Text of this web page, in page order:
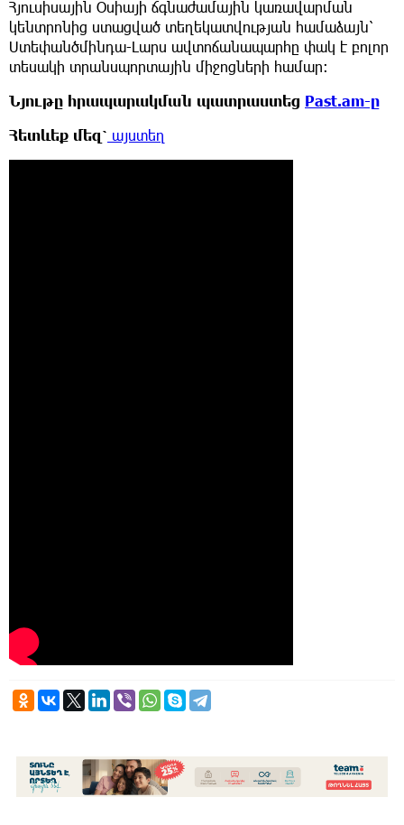
Հյուսիսային Օսիայի ճգնաժամային կառավարման
կենտրոնից ստացված տեղեկատվության համաձայն՝
Ստեփանծմինդա-Լարս ավտոճանապարհը փակ է բոլոր
տեսակի տրանսպորտային միջոցների համար։
Նյութը հրապարակման պատրաստեց Past.am-ը
Հետևեք մեզ՝ այստեղ